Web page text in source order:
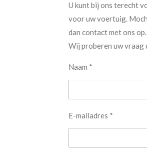
k
a
m
U kunt bij ons terecht
voor uw voertuig.
dan contact met ons
Wij proberen uw vraag
Naam *
E-mailadres *